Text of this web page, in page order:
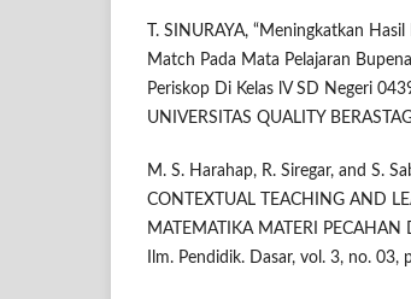
T. SINURAYA, “Meningkatkan
Match Pada Mata Pelajaran
Periskop Di Kelas lV SD Negeri
UNIVERSITAS QUALITY
M. S. Harahap, R. Siregar, and S.
CONTEXTUAL TEACHING AND
MATEMATIKA MATERI PECAHAN
Ilm. Pendidik. Dasar, vol. 3, no.